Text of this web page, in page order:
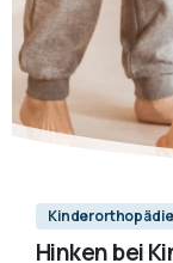
Kinderorthopädie
Hinken bei